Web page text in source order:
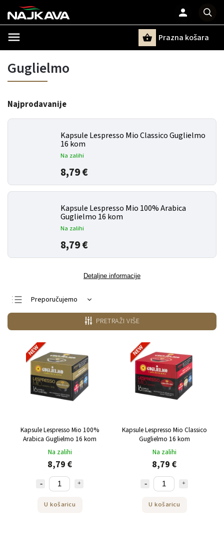
Prazna košara
Guglielmo
Najprodavanije
Kapsule Lespresso Mio Classico Guglielmo
16 kom
Na zalihi
8,79 €
Kapsule Lespresso Mio 100% Arabica
Guglielmo 16 kom
Na zalihi
8,79 €
Detaljne informacije
Preporučujemo
Najjeftiniji
Najskuplji
Najprodavanije
Po abecedi
PRETRAŽI VIŠE
Kapsule Lespresso Mio 100%
Arabica Guglielmo 16 kom
Na zalihi
8,79 €
U košaricu
Kapsule Lespresso Mio Classico
Guglielmo 16 kom
Na zalihi
8,79 €
U košaricu